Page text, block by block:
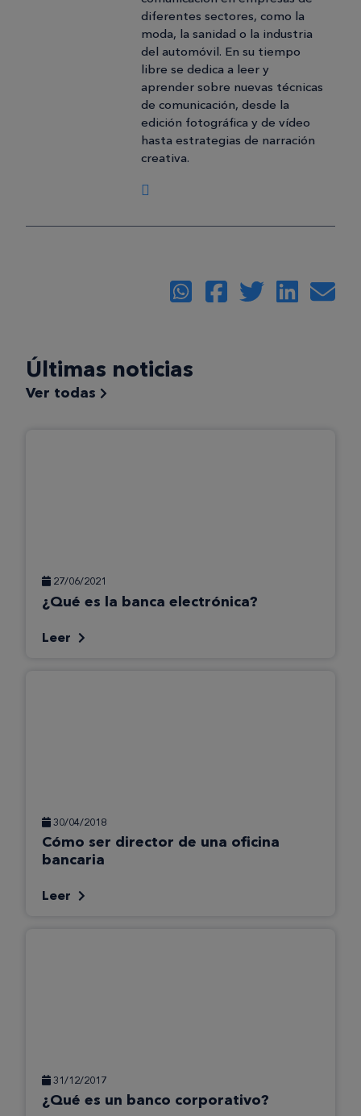
diferentes sectores, como la
moda, la sanidad o la industria
del automóvil. En su tiempo
libre se dedica a leer y
aprender sobre nuevas técnicas
de comunicación, desde la
edición fotográfica y de vídeo
hasta estrategias de narración
creativa.
Últimas noticias
Ver todas
27/06/2021
¿Qué es la banca electrónica?
Leer
30/04/2018
Cómo ser director de una oficina
bancaria
Leer
31/12/2017
¿Qué es un banco corporativo?